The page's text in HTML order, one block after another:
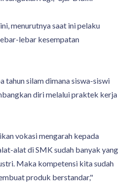
menurutnya saat ini pelaku
lebar kesempatan
tahun silam dimana siswa-siswi
diri melalui praktek kerja
vokasi mengarah kepada
alat di SMK sudah banyak yang
Maka kompetensi kita sudah
produk berstandar,"